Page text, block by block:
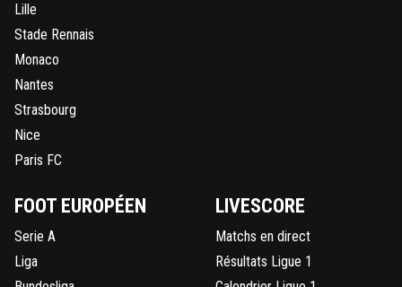
Lille
Stade Rennais
Monaco
Nantes
Strasbourg
Nice
Paris FC
FOOT EUROPÉEN
Serie A
Liga
LIVESCORE
Matchs en direct
Résultats Ligue 1